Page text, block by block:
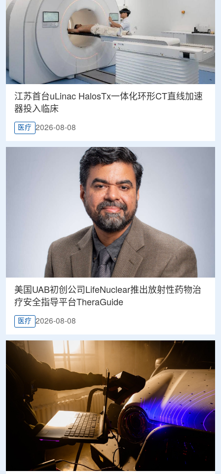
江苏首台uLinac HalosTx一体化环形CT直线加速
器投入临床
医疗 2026-08-08
美国UAB初创公司LifeNuclear推出放射性药物治
疗安全指导平台TheraGuide
医疗 2026-08-08